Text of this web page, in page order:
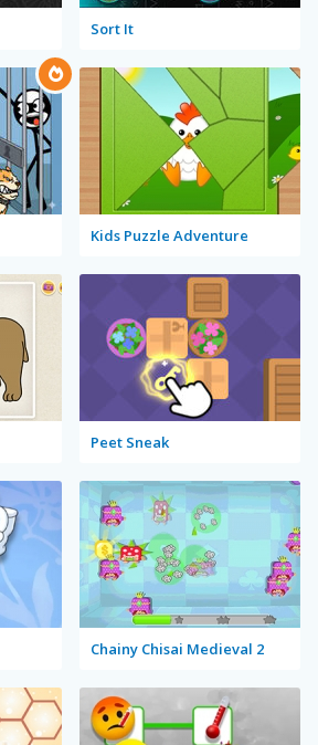
Sort It
Kids Puzzle Adventure
Peet Sneak
Chainy Chisai Medieval 2